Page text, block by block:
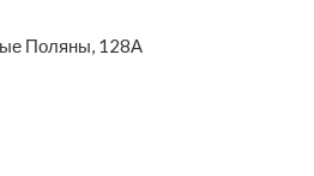
Поляны, 128А